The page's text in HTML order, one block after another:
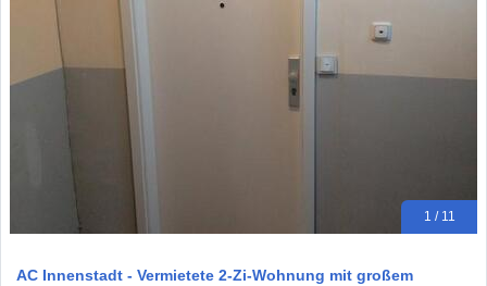
1 / 11
AC Innenstadt - Vermietete 2-Zi-Wohnung mit großem